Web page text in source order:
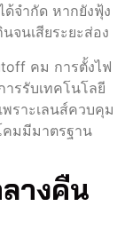
ด้จำกัด หากยังฟุ้ง
จนเสียระยะส่อง
คม การตั้งไฟ
รรับเทคโนโลยี
ราะเลนส์ควบคุม
คมมีมาตรฐาน
างคืน